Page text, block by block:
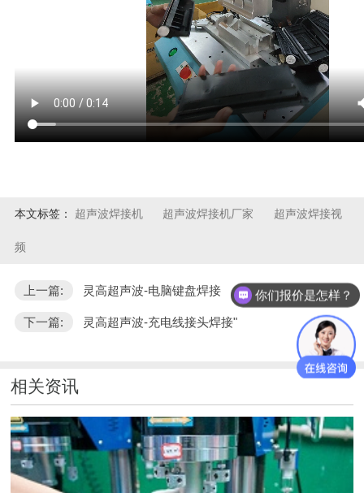
本文标签： 超声波焊接机 超声波焊接机厂家 超声波焊接视
频
上一篇: 灵高超声波-电脑键盘焊接
下一篇: 灵高超声波-充电线接头焊接"
相关资讯
你们报价是怎样？